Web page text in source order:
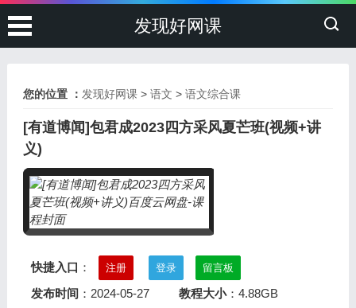
发现好网课
您的位置 ： 发现好网课> 语文 > 语文综合课
[有道博闻]包君成2023四方采风夏芒班(视频+讲
义)
快捷入口 ： 注册 登录 留言板
发布时间 ：2024-05-27 教程大小：4.88GB